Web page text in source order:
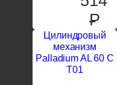
P
Цилиндровый
механизм
Palladium AL 60 C
T01